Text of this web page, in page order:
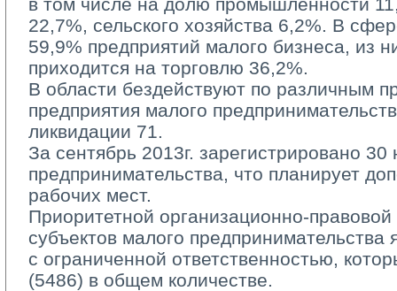
22,7%, сельского хозяйства 6,2%. В
59,9% предприятий малого бизнеса, из
приходится на торговлю 36,2%.
В области бездействуют по различным
предприятия малого
ликвидации 71.
За сентябрь 2013г. зарегистрировано
предпринимательства, что планирует
рабочих мест.
Приоритетной организационно-
субъектов малого предпринимательства
с ограниченной ответственностью,
(5486) в общем количестве.